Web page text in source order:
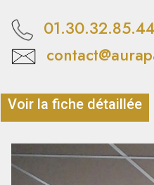
01.30.32.85.44
Voir la fiche détaillée